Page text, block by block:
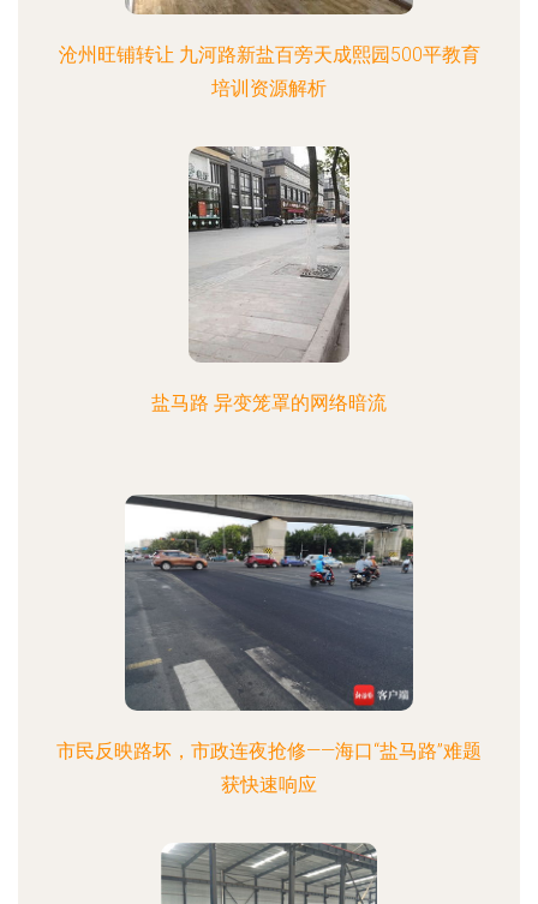
沧州旺铺转让 九河路新盐百旁天成熙园500平教育
培训资源解析
盐马路 异变笼罩的网络暗流
市民反映路坏，市政连夜抢修——海口“盐马路”难题
获快速响应